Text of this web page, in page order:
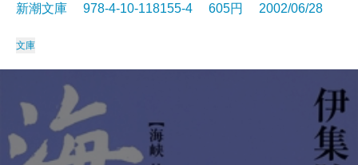
新潮文庫 978-4-10-118155-4 605円 2002/06/28
文庫